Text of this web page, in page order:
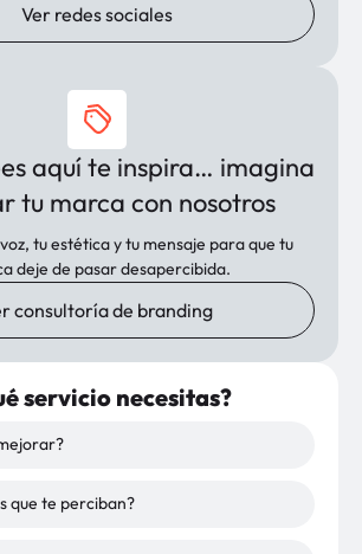
Ver redes sociales
aquí te inspira… imagina
tu marca con nosotros
tu estética y tu mensaje para que tu
deje de pasar desapercibida.
consultoría de branding
servicio necesitas?